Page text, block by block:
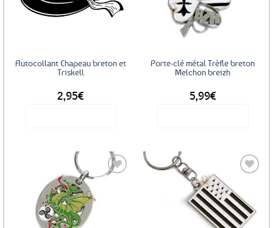
aux
favoris
Autocollant Chapeau breton et
Triskell
2,95€
Porte-clé métal Trèfle breton
Melchon breizh
5,99€
Ajouter
aux
favoris